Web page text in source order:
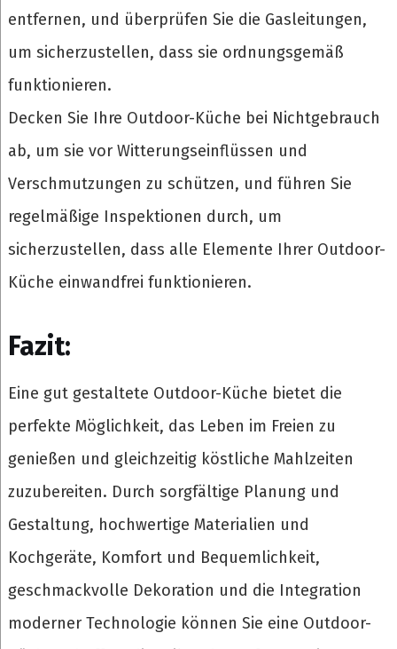
entfernen, und überprüfen Sie die Gasleitungen,
um sicherzustellen, dass sie ordnungsgemäß
funktionieren.
Decken Sie Ihre Outdoor-Küche bei Nichtgebrauch
ab, um sie vor Witterungseinflüssen und
Verschmutzungen zu schützen, und führen Sie
regelmäßige Inspektionen durch, um
sicherzustellen, dass alle Elemente Ihrer Outdoor-
Küche einwandfrei funktionieren.
Fazit:
Eine gut gestaltete Outdoor-Küche bietet die
perfekte Möglichkeit, das Leben im Freien zu
genießen und gleichzeitig köstliche Mahlzeiten
zuzubereiten. Durch sorgfältige Planung und
Gestaltung, hochwertige Materialien und
Kochgeräte, Komfort und Bequemlichkeit,
geschmackvolle Dekoration und die Integration
moderner Technologie können Sie eine Outdoor-